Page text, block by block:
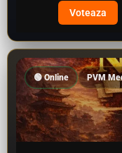
🟢 Online PVM